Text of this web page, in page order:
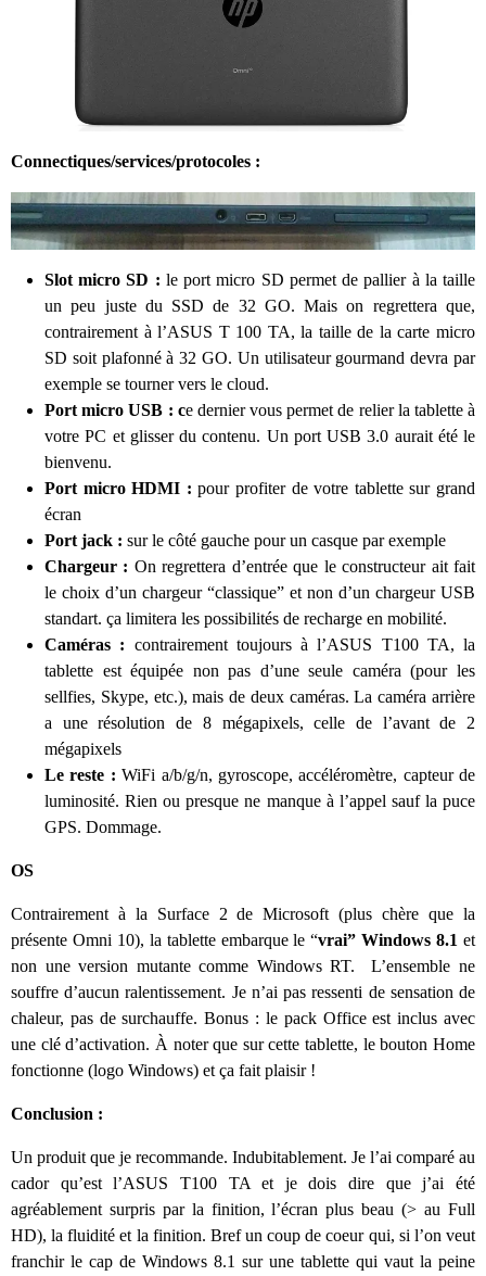
Connectiques/services/protocoles :
Slot micro SD : le port micro SD permet de pallier à la taille
un peu juste du SSD de 32 GO. Mais on regrettera que,
contrairement à l’ASUS T 100 TA, la taille de la carte micro
SD soit plafonné à 32 GO. Un utilisateur gourmand devra par
exemple se tourner vers le cloud.
Port micro USB : ce dernier vous permet de relier la tablette à
votre PC et glisser du contenu. Un port USB 3.0 aurait été le
bienvenu.
Port micro HDMI :pour profiter de votre tablette sur grand
écran
Port jack : sur le côté gauche pour un casque par exemple
Chargeur : On regrettera d’entrée que le constructeur ait fait
le choix d’un chargeur “classique” et non d’un chargeur USB
standart. ça limitera les possibilités de recharge en mobilité.
Caméras : contrairement toujours à l’ASUS T100 TA, la
tablette est équipée non pas d’une seule caméra (pour les
sellfies, Skype, etc.), mais de deux caméras. La caméra arrière
a une résolution de 8 mégapixels, celle de l’avant de 2
mégapixels
Le reste :WiFi a/b/g/n, gyroscope, accéléromètre, capteur de
luminosité. Rien ou presque ne manque à l’appel sauf la puce
GPS. Dommage.
OS
Contrairement à la Surface 2 de Microsoft (plus chère que la
présente Omni 10), la tablette embarque le “vrai” Windows 8.1 et
non une version mutante comme Windows RT. L’ensemble ne
souffre d’aucun ralentissement. Je n’ai pas ressenti de sensation de
chaleur, pas de surchauffe. Bonus : le pack Office est inclus avec
une clé d’activation. À noter que sur cette tablette, le bouton Home
fonctionne (logo Windows) et ça fait plaisir !
Conclusion :
Un produit que je recommande. Indubitablement. Je l’ai comparé au
cador qu’est l’ASUS T100 TA et je dois dire que j’ai été
agréablement surpris par la finition, l’écran plus beau (> au Full
HD), la fluidité et la finition. Bref un coup de coeur qui, si l’on veut
franchir le cap de Windows 8.1 sur une tablette qui vaut la peine